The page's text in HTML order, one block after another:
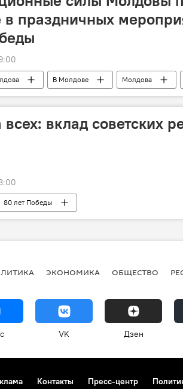
в праздничных
В Молдове Молдова
вклад советских
80 лет Победы
ЭКОНОМИКА ОБЩЕСТВО
VK Дзен
Контакты Пресс-центр